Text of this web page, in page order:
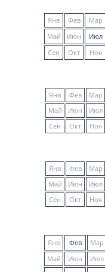
Янв Фев Мар
Май
Июн Июл
Сен
Окт Ноя
Янв Фев Мар
Май
Июн Июл
Сен
Окт Ноя
Янв Фев Мар
Май
Июн Июл
Сен
Окт Ноя
Янв Фев Мар
Май
Июн Июл